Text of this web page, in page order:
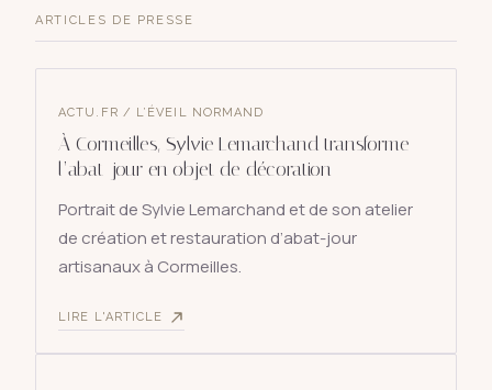
ARTICLES DE PRESSE
ACTU.FR / L’ÉVEIL NORMAND
À Cormeilles, Sylvie Lemarchand transforme
l’abat-jour en objet de décoration
Portrait de Sylvie Lemarchand et de son atelier
de création et restauration d’abat-jour
artisanaux à Cormeilles.
LIRE L'ARTICLE